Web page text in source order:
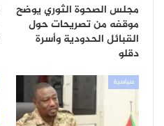
مجلس الصحوة الثوري يوضح
موقفه من تصريحات حول
القبائل الحدودية وأسرة
دقلو
سياسية